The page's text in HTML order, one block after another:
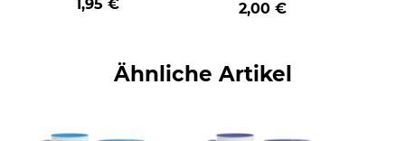
1,95 € 2,00 €
Ähnliche Artikel